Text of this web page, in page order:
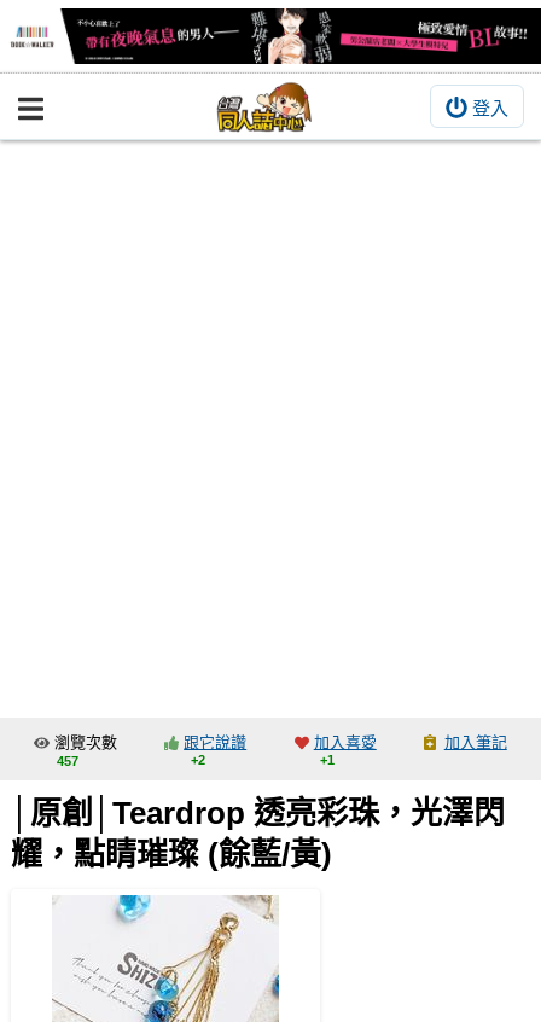
登入
BOOKY書集倉庫
交流中心
會員功能選單
註冊會員
登入
瀏覽次數
457
跟它說讚
+2
加入喜愛
+1
加入筆記
│原創│Teardrop 透亮彩珠，光澤閃
耀，點睛璀璨 (餘藍/黃)